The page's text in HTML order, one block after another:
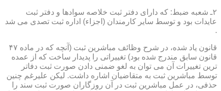
۲ـ شعبه ضبط: كه دارای دفتر ثبت خلاصه سوادها و دفتر ثبت
عایدات بود و توسط سایر كارمندان (اجزاء) اداره ثبت تصدی می شد
.
قانون یاد شده، در شرح وظائف مباشرین ثبت (آنچه كه در ماده ۴۷
قانون سابق مندرج شده بود) تغییراتی را پدیدار ساخت كه از عمده
ترین تغییرات آن می توان به لغو ضمنی دادن صورت ثبت دفاتر
توسط مباشرین ثبت به متقاضیان اشاره داشت. لیكن علیرغم چنین
حذفی، در عمل مباشرین ثبت در آن روزگاران صورت ثبت سند را